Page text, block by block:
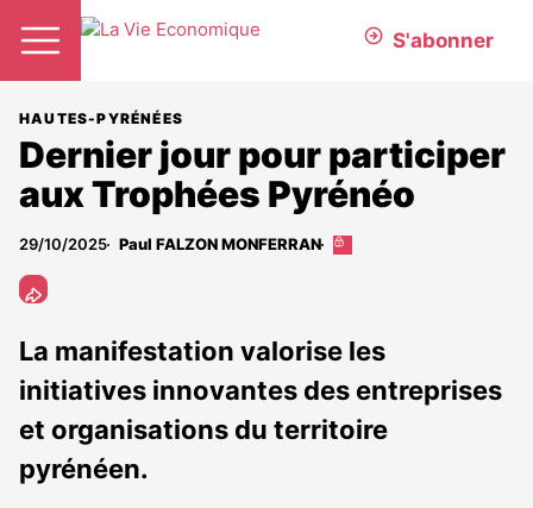
S'abonner
HAUTES-PYRÉNÉES
Dernier jour pour participer
aux Trophées Pyrénéo
29/10/2025 Paul FALZON MONFERRAN
Cet
abonnés
La manifestation valorise les
initiatives innovantes des entreprises
et organisations du territoire
pyrénéen.